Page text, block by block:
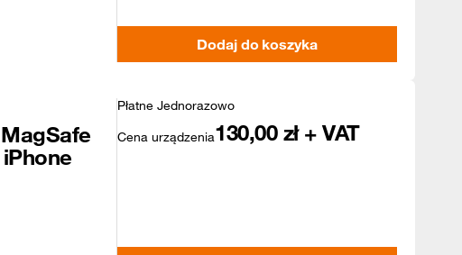
Dodaj do koszyka
Płatne Jednorazowo
Cena urządzenia130,00 zł + VAT